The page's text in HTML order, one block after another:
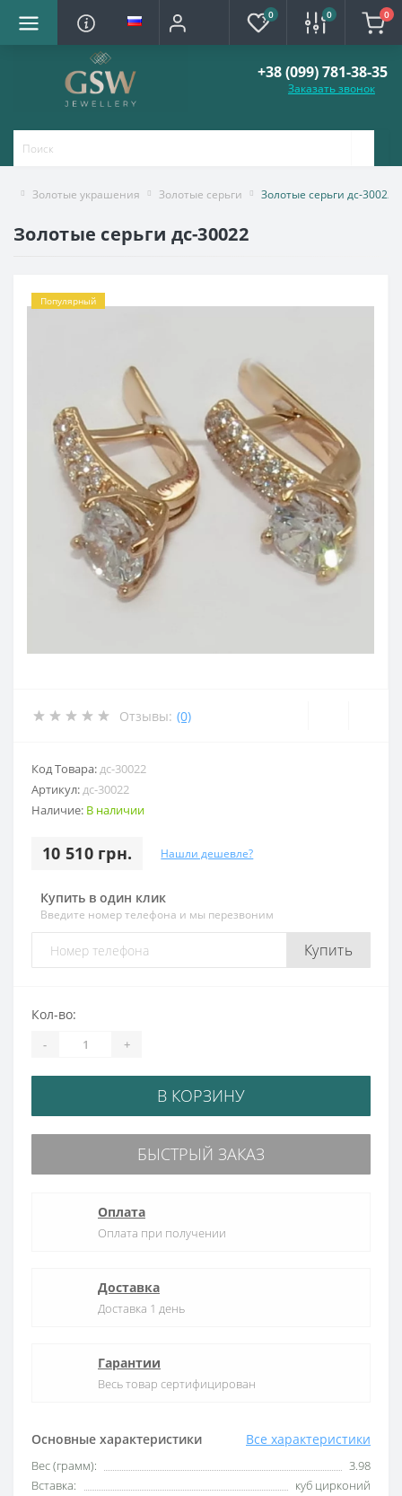
0 0 0
+38 (099) 781-38-35
Заказать звонок
Золотые украшения Золотые серьги Золотые серьги дс-30022
Золотые серьги дс-30022
Популярный
Отзывы: (0)
Код Товара:дс-30022
Артикул:дс-30022
Наличие: В наличии
10 510 грн. Нашли дешевле?
Купить в один клик
Введите номер телефона и мы перезвоним
Купить
Основные характеристики Все характеристики
Вес (грамм):
3.98
Вставка:
куб цирконий
Кол-во:
- +
В КОРЗИНУ
БЫСТРЫЙ ЗАКАЗ
Оплата
Оплата при получении
Доставка
Доставка 1 день
Гарантии
Весь товар сертифицирован